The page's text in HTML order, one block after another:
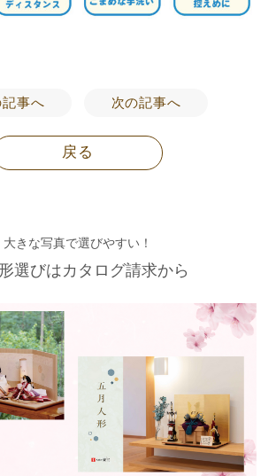
記事へ 次の記事へ
戻る
大きな写真で選びやすい！
選びはカタログ請求から